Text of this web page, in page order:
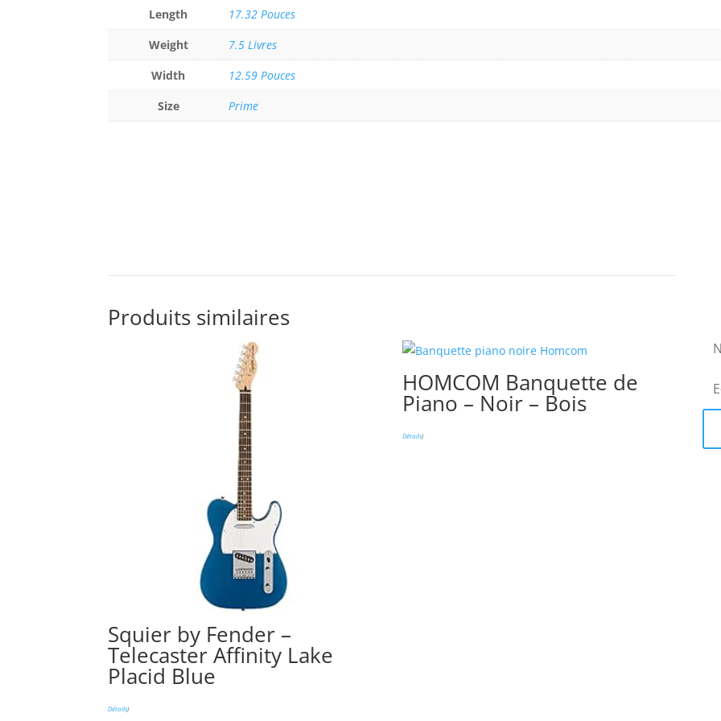
Length
17.32 Pouces
Weight
7.5 Livres
Width
12.59 Pouces
Size
Prime
Produits similaires
Squier by Fender –
Telecaster Affinity Lake
Placid Blue
Détails)
HOMCOM Banquette de
Piano – Noir – Bois
Détails)